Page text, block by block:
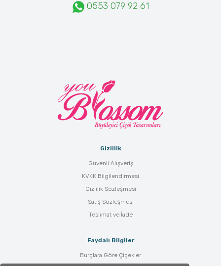
0553 079 92 61
Gizlilik
Güvenli Alışveriş
KVKK Bilgilendirmesi
Gizlilik Sözleşmesi
Satış Sözleşmesi
Teslimat ve İade
Faydalı Bilgiler
Burçlara Göre Çiçekler